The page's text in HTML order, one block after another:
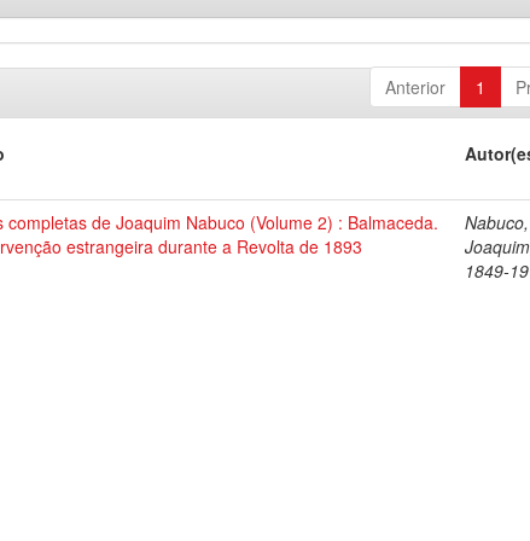
Anterior 1
completas de Joaquim Nabuco (Volume 2) : Balmaceda.
estrangeira durante a Revolta de 1893
Nabuco,
1849-